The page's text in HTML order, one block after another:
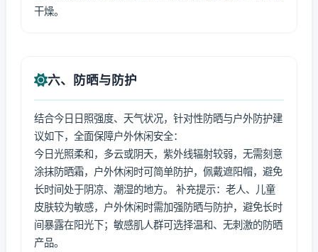
干燥。
六、防晒与防护
结合今日日照强度、天气状况，针对性防晒与户外防护建
议如下，全面保障户外休闲安全：
今日光照柔和，多云或阴天，紫外线辐射较弱，无需刻意
涂抹防晒霜，户外休闲时可简单防护，佩戴遮阳帽，避免
长时间处于阴凉、潮湿的地方。 补充提示：老人、儿童
皮肤较为敏感，户外休闲时需加强防晒与防护，避免长时
间暴露在阳光下；敏感肌人群可选择温和、无刺激的防晒
产品。